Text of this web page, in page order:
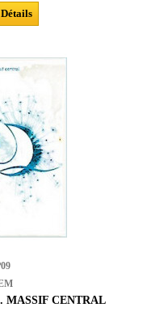
Détails
MASSIF CENTRAL